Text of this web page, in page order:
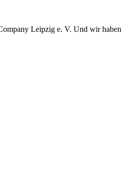
Leipzig e. V. Und wir haben